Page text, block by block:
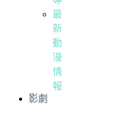
最
新
動
漫
情
報
影劇